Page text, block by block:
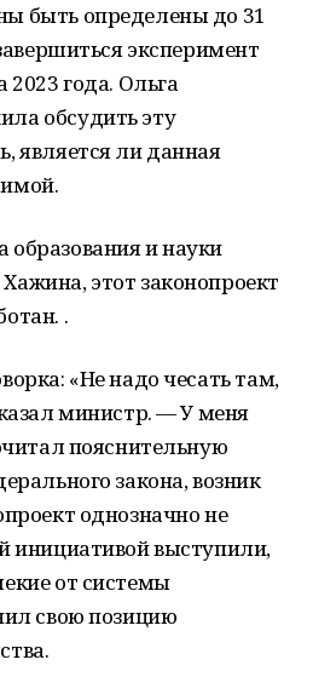
быть определены до 31
эксперимент
2023 года. Ольга
обсудить эту
является ли данная
и науки
этот законопроект
.
«Не надо чесать там,
министр. — У меня
пояснительную
закона, возник
однозначно не
инициативой выступили,
от системы
свою позицию